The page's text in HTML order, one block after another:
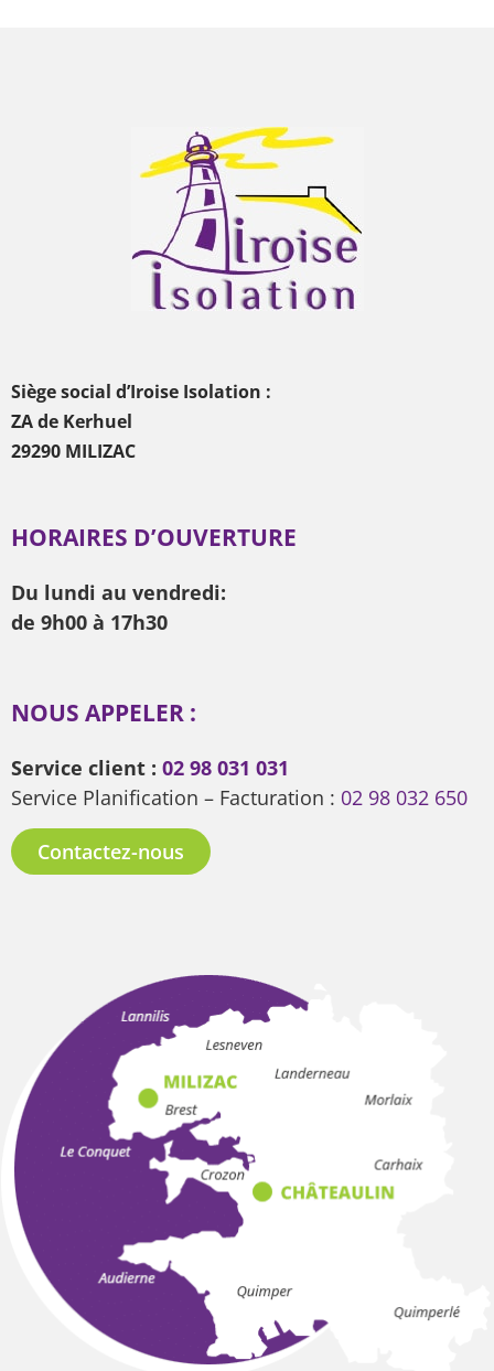
Siège social d’Iroise Isolation :
ZA de Kerhuel
29290 MILIZAC
HORAIRES D’OUVERTURE
Du lundi au vendredi:
de 9h00 à 17h30
NOUS APPELER :
Service client : 02 98 031 031
Service Planification – Facturation : 02 98 032 650
Contactez-nous